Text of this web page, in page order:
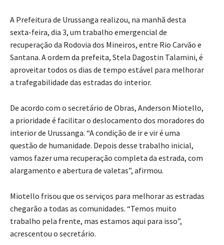
A Prefeitura de Urussanga realizou, na manhã desta
sexta-feira, dia 3, um trabalho emergencial de
recuperação da Rodovia dos Mineiros, entre Rio Carvão e
Santana. A ordem da prefeita, Stela Dagostin Talamini, é
aproveitar todos os dias de tempo estável para melhorar
a trafegabilidade das estradas do interior.
De acordo com o secretário de Obras, Anderson Miotello,
a prioridade é facilitar o deslocamento dos moradores do
interior de Urussanga. “A condição de ir e vir é uma
questão de humanidade. Depois desse trabalho inicial,
vamos fazer uma recuperação completa da estrada, com
alargamento e abertura de valetas”, afirmou.
Miotello frisou que os serviços para melhorar as estradas
chegarão a todas as comunidades. “Temos muito
trabalho pela frente, mas estamos aqui para isso”,
acrescentou o secretário.